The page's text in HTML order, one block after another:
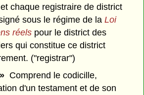
chaque registraire de district
sous le régime de laLoi
réels pour le district des
qui constitue ce district
("registrar")
Comprend le codicille,
d'un testament et de son